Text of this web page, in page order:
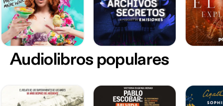
Audiolibros populares